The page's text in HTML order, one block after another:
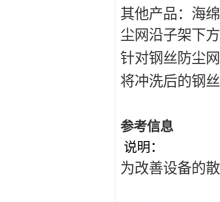
其他产品：海
尘网沿子架下
针对钢丝防尘
将冲洗后的钢
参考信息
说明：
为改善设备的